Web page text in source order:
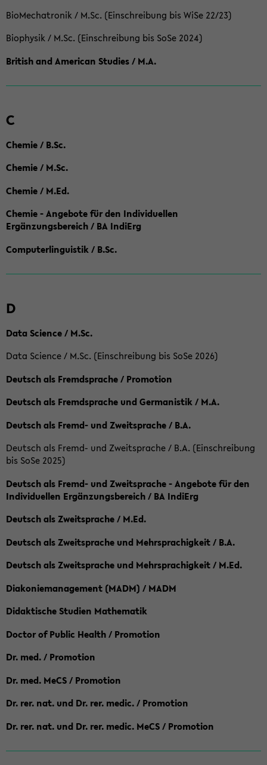
BioMechatronik / M.Sc. (Einschreibung bis WiSe 22/23)
Biophysik / M.Sc. (Einschreibung bis SoSe 2024)
British and American Studies / M.A.
C
Chemie / B.Sc.
Chemie / M.Sc.
Chemie / M.Ed.
Chemie - Angebote für den Individuellen
Ergänzungsbereich / BA IndiErg
Computerlinguistik / B.Sc.
D
Data Science / M.Sc.
Data Science / M.Sc. (Einschreibung bis SoSe 2026)
Deutsch als Fremdsprache / Promotion
Deutsch als Fremdsprache und Germanistik / M.A.
Deutsch als Fremd- und Zweitsprache / B.A.
Deutsch als Fremd- und Zweitsprache / B.A. (Einschreibung
bis SoSe 2025)
Deutsch als Fremd- und Zweitsprache - Angebote für den
Individuellen Ergänzungsbereich / BA IndiErg
Deutsch als Zweitsprache / M.Ed.
Deutsch als Zweitsprache und Mehrsprachigkeit / B.A.
Deutsch als Zweitsprache und Mehrsprachigkeit / M.Ed.
Diakoniemanagement (MADM) / MADM
Didaktische Studien Mathematik
Doctor of Public Health / Promotion
Dr. med. / Promotion
Dr. med. MeCS / Promotion
Dr. rer. nat. und Dr. rer. medic. / Promotion
Dr. rer. nat. und Dr. rer. medic. MeCS / Promotion